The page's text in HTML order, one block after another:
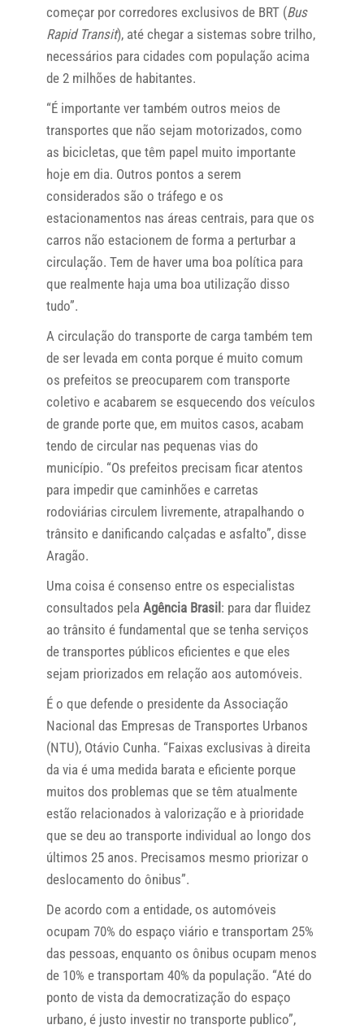
começar por corredores exclusivos de BRT (Bus
Rapid Transit), até chegar a sistemas sobre trilho,
necessários para cidades com população acima
de 2 milhões de habitantes.
“É importante ver também outros meios de
transportes que não sejam motorizados, como
as bicicletas, que têm papel muito importante
hoje em dia. Outros pontos a serem
considerados são o tráfego e os
estacionamentos nas áreas centrais, para que os
carros não estacionem de forma a perturbar a
circulação. Tem de haver uma boa política para
que realmente haja uma boa utilização disso
tudo”.
A circulação do transporte de carga também tem
de ser levada em conta porque é muito comum
os prefeitos se preocuparem com transporte
coletivo e acabarem se esquecendo dos veículos
de grande porte que, em muitos casos, acabam
tendo de circular nas pequenas vias do
município. “Os prefeitos precisam ficar atentos
para impedir que caminhões e carretas
rodoviárias circulem livremente, atrapalhando o
trânsito e danificando calçadas e asfalto”, disse
Aragão.
Uma coisa é consenso entre os especialistas
consultados pela Agência Brasil : para dar fluidez
ao trânsito é fundamental que se tenha serviços
de transportes públicos eficientes e que eles
sejam priorizados em relação aos automóveis.
É o que defende o presidente da Associação
Nacional das Empresas de Transportes Urbanos
(NTU), Otávio Cunha. “Faixas exclusivas à direita
da via é uma medida barata e eficiente porque
muitos dos problemas que se têm atualmente
estão relacionados à valorização e à prioridade
que se deu ao transporte individual ao longo dos
últimos 25 anos. Precisamos mesmo priorizar o
deslocamento do ônibus”.
De acordo com a entidade, os automóveis
ocupam 70% do espaço viário e transportam 25%
das pessoas, enquanto os ônibus ocupam menos
de 10% e transportam 40% da população. “Até do
ponto de vista da democratização do espaço
urbano, é justo investir no transporte publico”,